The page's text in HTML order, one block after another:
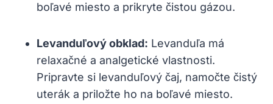
boľavé miesto a prikryte čistou gázou.
Levanduľový obklad: Levanduľa má
relaxačné a analgetické vlastnosti.
Pripravte si levanduľový čaj, namočte čistý
uterák a priložte ho na boľavé miesto.